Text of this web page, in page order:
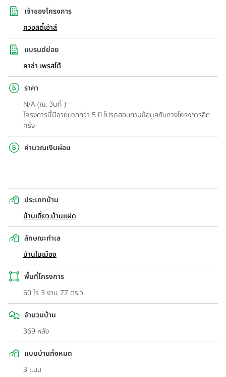
เจ้าของโครงการ
ควอลิตี้เฮ้าส์
แบรนด์ย่อย
คาซ่า เพรสโต้
ราคา
N/A (ณ. วันที่ )
โครงการนี้มีอายุมากกว่า 5 ปี โปรดสอบถามข้อมูลกับทางโครงการอีก
ครั้ง
คำนวณเงินผ่อน
ประเภทบ้าน
บ้านเดี่ยว,บ้านแฝด
ลักษณะทำเล
บ้านในเมือง
พื้นที่โครงการ
60 ไร่ 3 งาน 77 ตร.ว.
จำนวนบ้าน
369 หลัง
แบบบ้านทั้งหมด
3 แบบ